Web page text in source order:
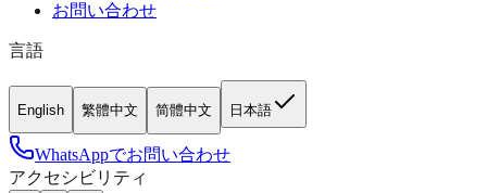
お問い合わせ
言語
English 繁體中文 简體中文 日本語
WhatsAppでお問い合わせ
アクセシビリティ